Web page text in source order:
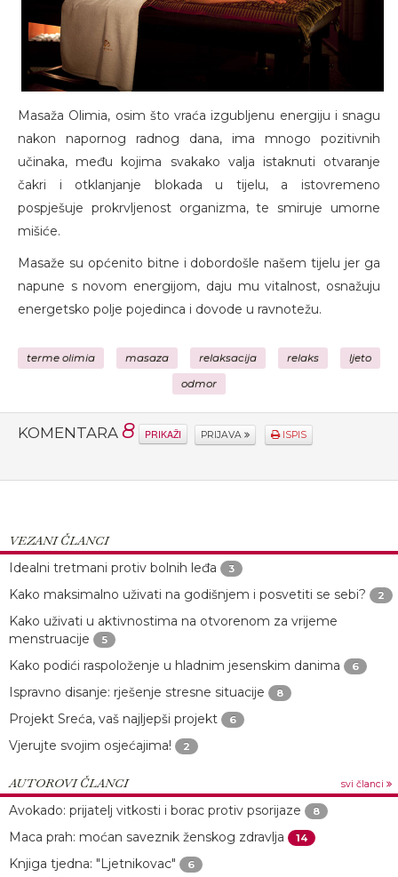
Masaža Olimia, osim što vraća izgubljenu energiju i snagu
nakon napornog radnog dana, ima mnogo pozitivnih
učinaka, među kojima svakako valja istaknuti otvaranje
čakri i otklanjanje blokada u tijelu, a istovremeno
pospješuje prokrvljenost organizma, te smiruje umorne
mišiće.
Masaže su općenito bitne i dobordošle našem tijelu jer ga
napune s novom energijom, daju mu vitalnost, osnažuju
energetsko polje pojedinca i dovode u ravnotežu.
terme olimia masaza relaksacija relaks ljeto
odmor
KOMENTARA 8 PRIKAŽI PRIJAVA ISPIS
VEZANI ČLANCI
Idealni tretmani protiv bolnih leđa
3
Kako maksimalno uživati na godišnjem i posvetiti se sebi? 2
Kako uživati u aktivnostima na otvorenom za vrijeme
menstruacije
5
Kako podići raspoloženje u hladnim jesenskim danima 6
Ispravno disanje: rješenje stresne situacije 8
Projekt Sreća, vaš najljepši projekt 6
Vjerujte svojim osjećajima! 2
AUTOROVI ČLANCI svi članci
Avokado: prijatelj vitkosti i borac protiv psorijaze 8
Maca prah: moćan saveznik ženskog zdravlja 14
Knjiga tjedna: "Ljetnikovac" 6